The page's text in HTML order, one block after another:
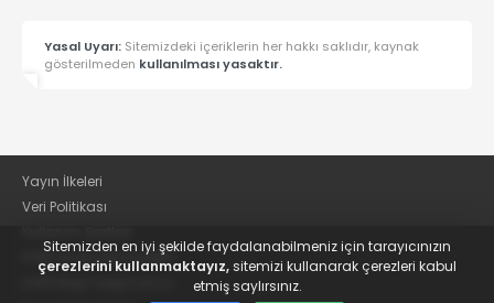
Yasal Uyarı: Sitemizdeki içeriklerin her hakkı saklıdır, kaynak
gösterilmeden kullanılması yasaktır.
Yayın İlkeleri
Veri Politikası
KVKK Aydınlatma Metni
Sitemizden en iyi şekilde faydalanabilmeniz için tarayıcınızın
çerezlerini kullanmaktayız,sitemizi kullanarak çerezleri kabul
etmiş saylırsınız.